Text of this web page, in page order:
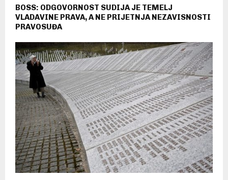
BOSS: ODGOVORNOST SUDIJA JE TEMELJ
VLADAVINE PRAVA, A NE PRIJETNJA NEZAVISNOSTI
PRAVOSUĐA